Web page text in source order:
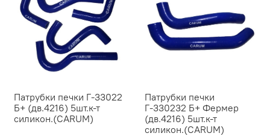
Патрубки печки Г-33022
Б+ (дв.4216) 5шт.к-т
силикон.(CARUM)
Патрубки печки
Г-330232 Б+ Фермер
(дв.4216) 5шт.к-т
силикон.(CARUM)